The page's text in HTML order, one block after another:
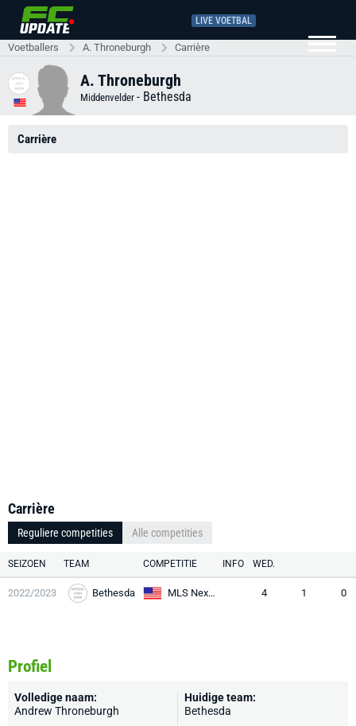
LIVE VOETBAL
Voetballers A. Throneburgh Carrière
A. Throneburgh
Middenvelder - Bethesda
Carrière
Carrière
Reguliere competities Alle competities
SEIZOEN TEAM COMPETITIE INFO WED.
2022/2023 Bethesda MLS Next U17 4 1 0
Profiel
Volledige naam:
Andrew Throneburgh
Huidige team:
Bethesda